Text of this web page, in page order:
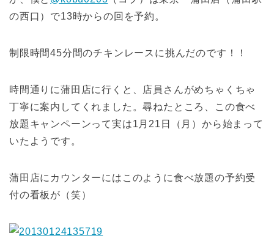
の西口）で13時からの回を予約。
制限時間45分間のチキンレースに挑んだのです！！
時間通りに蒲田店に行くと、店員さんがめちゃくちゃ
丁寧に案内してくれました。尋ねたところ、この食べ
放題キャンペーンって実は1月21日（月）から始まって
いたようです。
蒲田店にカウンターにはこのように食べ放題の予約受
付の看板が（笑）